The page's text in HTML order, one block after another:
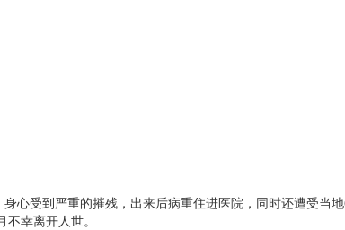
心受到严重的摧残，出来后病重住进医院，同时还遭受当
幸离开人世。